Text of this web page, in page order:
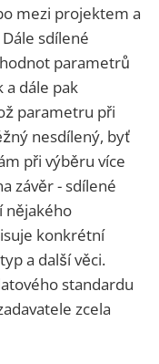
mezi projektem a
sdílené
parametrů
a dále pak
parametru při
nesdílený, byť
při výběru více
závěr - sdílené
nějakého
konkrétní
a další věci.
standardu
zcela